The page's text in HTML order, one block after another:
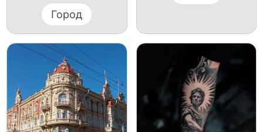
Город